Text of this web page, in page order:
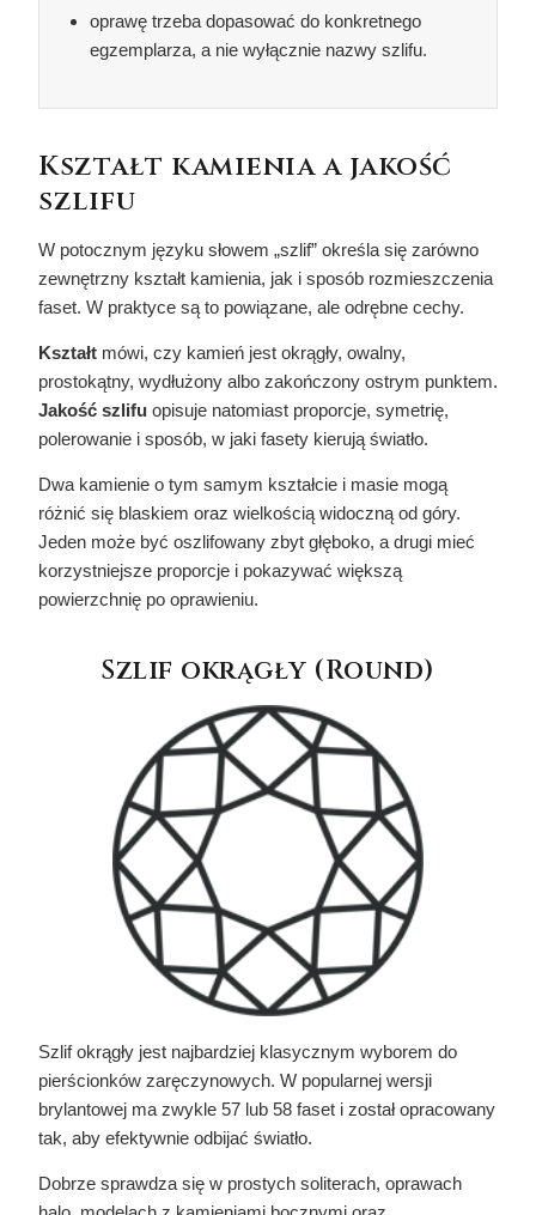
oprawę trzeba dopasować do konkretnego
egzemplarza, a nie wyłącznie nazwy szlifu.
Kształt kamienia a jakość
szlifu
W potocznym języku słowem „szlif” określa się zarówno
zewnętrzny kształt kamienia, jak i sposób rozmieszczenia
faset. W praktyce są to powiązane, ale odrębne cechy.
Kształt mówi, czy kamień jest okrągły, owalny,
prostokątny, wydłużony albo zakończony ostrym punktem.
Jakość szlifu opisuje natomiast proporcje, symetrię,
polerowanie i sposób, w jaki fasety kierują światło.
Dwa kamienie o tym samym kształcie i masie mogą
różnić się blaskiem oraz wielkością widoczną od góry.
Jeden może być oszlifowany zbyt głęboko, a drugi mieć
korzystniejsze proporcje i pokazywać większą
powierzchnię po oprawieniu.
Szlif okrągły (Round)
Szlif okrągły jest najbardziej klasycznym wyborem do
pierścionków zaręczynowych. W popularnej wersji
brylantowej ma zwykle 57 lub 58 faset i został opracowany
tak, aby efektywnie odbijać światło.
Dobrze sprawdza się w prostych soliterach, oprawach